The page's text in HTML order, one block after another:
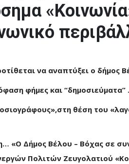
να αναπτύξει ο δήμος
φήμες και “δημοσιεύματα”
θέση του
«Ο Δήμος Βέλου – Βόχας σε
Πολιτών Ζευγολατιού